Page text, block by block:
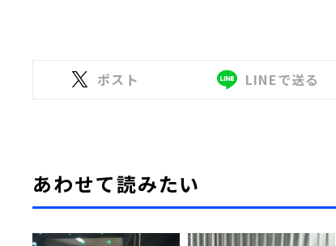
ポスト LINEで送る
あわせて読みたい